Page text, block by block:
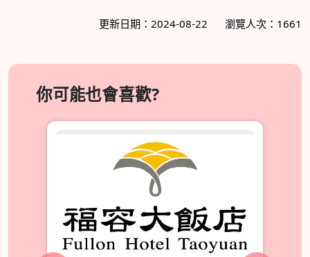
更新日期：2024-08-22 瀏覽人次：1661
你可能也會喜歡?